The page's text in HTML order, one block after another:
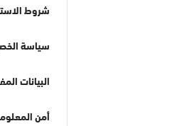
شروط
سياسة
البيانات
أمن